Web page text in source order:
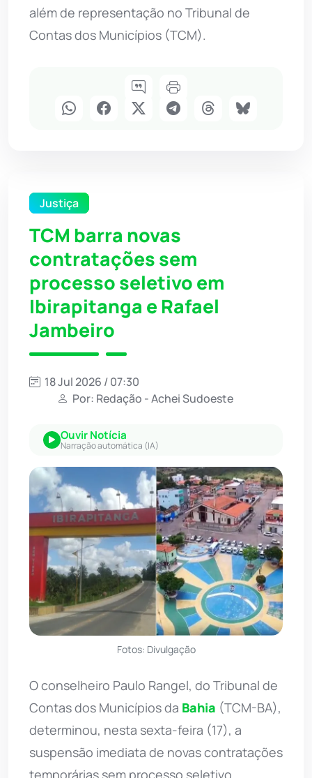
além de representação no Tribunal de
Contas dos Municípios (TCM).
Justiça
TCM barra novas
contratações sem
processo seletivo em
Ibirapitanga e Rafael
Jambeiro
18 Jul 2026 / 07:30
Por: Redação - Achei Sudoeste
Ouvir Notícia
Narração automática (IA)
Fotos: Divulgação
O conselheiro Paulo Rangel, do Tribunal de
Contas dos Municípios da Bahia (TCM-BA),
determinou, nesta sexta-feira (17), a
suspensão imediata de novas contratações